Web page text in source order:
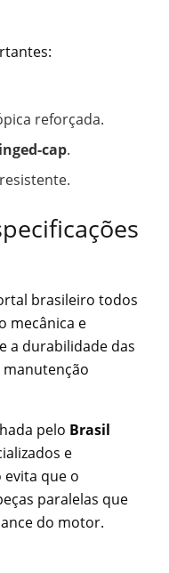
reforçada.
cap.
brasileiro todos
mecânica e
a durabilidade das
manutenção
pelo Brasil
e
evita que o
paralelas que
do motor.